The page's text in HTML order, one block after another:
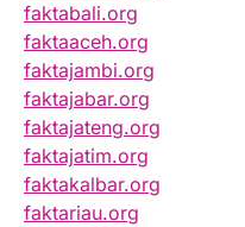
faktabali.org
faktaaceh.org
faktajambi.org
faktajabar.org
faktajateng.org
faktajatim.org
faktakalbar.org
faktariau.org